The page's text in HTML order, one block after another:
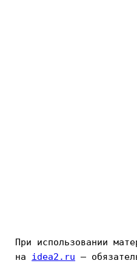
При использовании
на idea2.ru —